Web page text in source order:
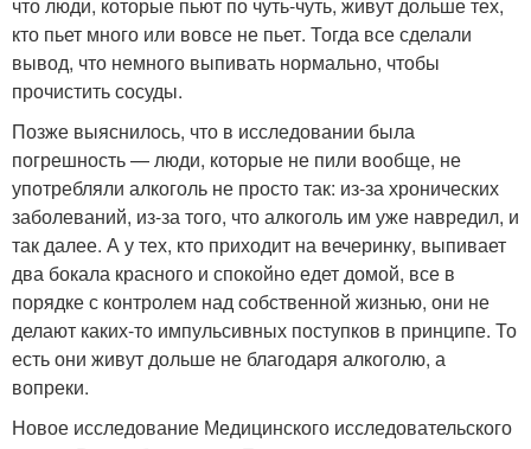
кто пьет много или вовсе не пьет. Тогда все сделали
вывод, что немного выпивать нормально, чтобы
прочистить сосуды.
Позже выяснилось, что в исследовании была
погрешность — люди, которые не пили вообще, не
употребляли алкоголь не просто так: из-за хронических
заболеваний, из-за того, что алкоголь им уже навредил, и
так далее. А у тех, кто приходит на вечеринку, выпивает
два бокала красного и спокойно едет домой, все в
порядке с контролем над собственной жизнью, они не
делают каких-то импульсивных поступков в принципе. То
есть они живут дольше не благодаря алкоголю, а
вопреки.
Новое исследование Медицинского исследовательского